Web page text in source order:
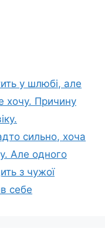
у шлюбі, але
хочу. Причину
сильно, хоча
Але одного
з чужої
себе